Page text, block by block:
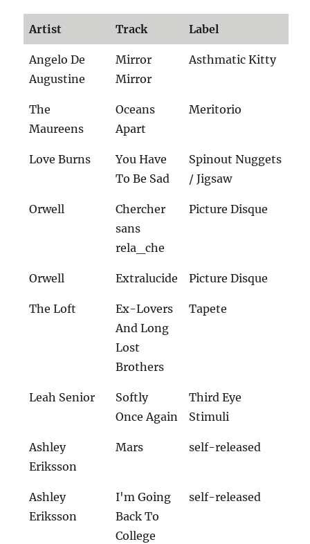
Artist Track Label
Angelo De
Augustine
Mirror
Mirror
Asthmatic Kitty
The
Maureens
Oceans
Apart
Meritorio
Love Burns
You Have
To Be Sad
Spinout Nuggets
/ Jigsaw
Orwell
Chercher
sans
rela_che
Picture Disque
Orwell Extralucide Picture Disque
The Loft
Ex-Lovers
And Long
Lost
Brothers
Tapete
Leah Senior
Softly
Once Again
Third Eye
Stimuli
Ashley
Eriksson
Mars self-released
Ashley
Eriksson
I'm Going
Back To
College
self-released